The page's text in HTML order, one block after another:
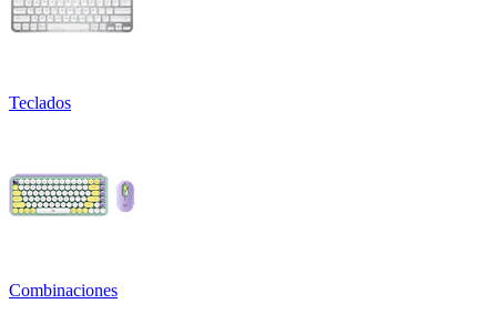
Teclados
Combinaciones